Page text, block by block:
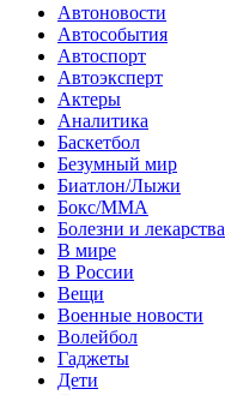
Автоновости
Автособытия
Автоспорт
Автоэксперт
Актеры
Аналитика
Баскетбол
Безумный мир
Биатлон/Лыжи
Бокс/MMA
Болезни и лекарства
В мире
В России
Вещи
Военные новости
Волейбол
Гаджеты
Дети